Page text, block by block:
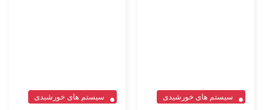
سیستم های خورشیدی سیستم های خورشیدی